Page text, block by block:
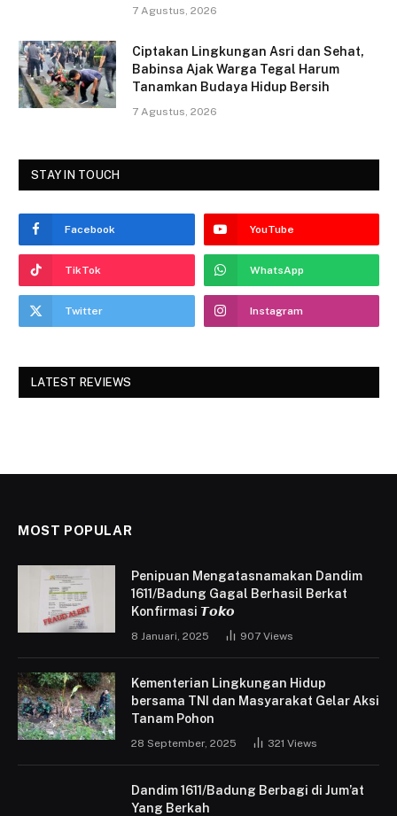
7 Agustus, 2026
Ciptakan Lingkungan Asri dan Sehat,
Babinsa Ajak Warga Tegal Harum
Tanamkan Budaya Hidup Bersih
7 Agustus, 2026
STAY IN TOUCH
Facebook YouTube
TikTok WhatsApp
Twitter Instagram
LATEST REVIEWS
MOST POPULAR
Penipuan Mengatasnamakan Dandim
1611/Badung Gagal Berhasil Berkat
Konfirmasi 𝙏𝙤𝙠𝙤
8 Januari, 2025 907 Views
Kementerian Lingkungan Hidup
bersama TNI dan Masyarakat Gelar Aksi
Tanam Pohon
28 September, 2025 321 Views
Dandim 1611/Badung Berbagi di Jum’at
Yang Berkah